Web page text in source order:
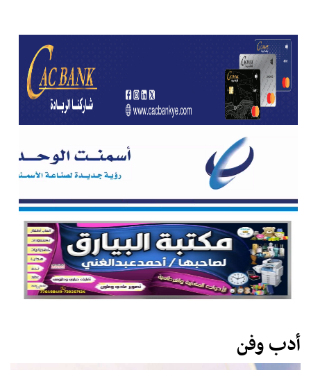
أدب وفن